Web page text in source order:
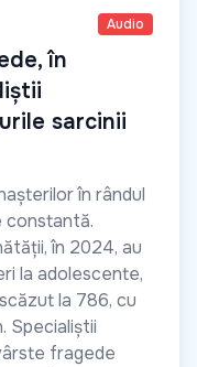
Audio
în
sarcinii
în rândul
constantă.
în 2024, au
la adolescente,
la 786, cu
Specialiștii
fragede